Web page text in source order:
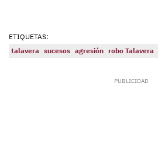
ETIQUETAS:
talavera sucesos agresión robo Talavera